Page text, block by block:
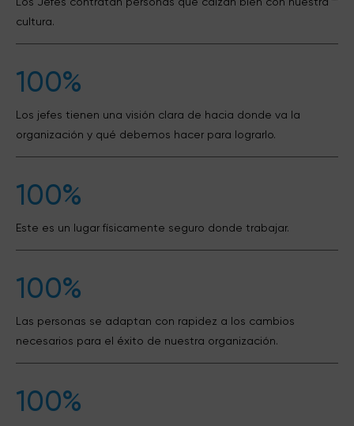
cultura.
100%
Los jefes tienen una visión clara de hacia donde va la
organización y qué debemos hacer para lograrlo.
100%
Este es un lugar físicamente seguro donde trabajar.
100%
Las personas se adaptan con rapidez a los cambios
necesarios para el éxito de nuestra organización.
100%